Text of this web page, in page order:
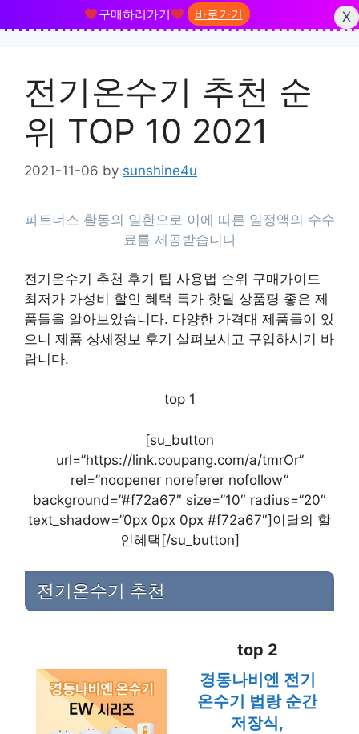
구매하러가기 바로가기
X
content전기온수기 추천 순
위 TOP 10 2021
2021-11-06 by sunshine4u
전기온수기 추천 후기 팁 사용법 순위 구매가이드
최저가 가성비 할인 혜택 특가 핫딜 상품평 좋은 제
품들을 알아보았습니다. 다양한 가격대 제품들이 있
으니 제품 상세정보 후기 살펴보시고 구입하시기 바
랍니다.
top 1
[su_button
url=”https://link.coupang.com/a/tmrOr”
rel=”noopener noreferer nofollow”
background=”#f72a67″ size=”10″ radius=”20″
text_shadow=”0px 0px 0px #f72a67″]이달의 할
인혜택[/su_button]
전기온수기 추천
top 2
경동나비엔 전기
온수기 법랑 순간
저장식,